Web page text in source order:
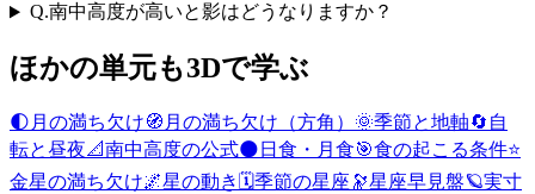
Q.南中高度が高いと影はどうなりますか？
ほかの単元も3Dで学ぶ
🌓 月の満ち欠け🧭 月の満ち欠け（方角） 🌞季節と地軸🔄 自
転と昼夜📐南中高度の公式🌑 日食・月食🎯食の起こる条件⭐
金星の満ち欠け🌌星の動き 🗓️季節の星座 🔭星座早見盤🪐実寸